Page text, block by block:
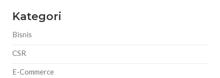
Kategori
Bisnis
CSR
E-Commerce